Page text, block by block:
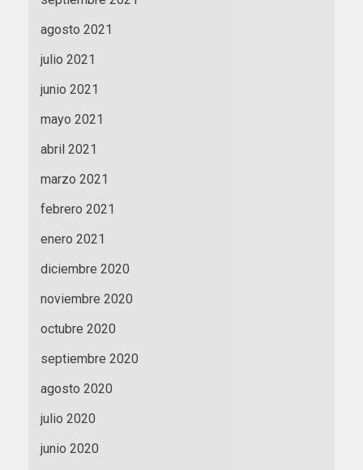
agosto 2021
julio 2021
junio 2021
mayo 2021
abril 2021
marzo 2021
febrero 2021
enero 2021
diciembre 2020
noviembre 2020
octubre 2020
septiembre 2020
agosto 2020
julio 2020
junio 2020